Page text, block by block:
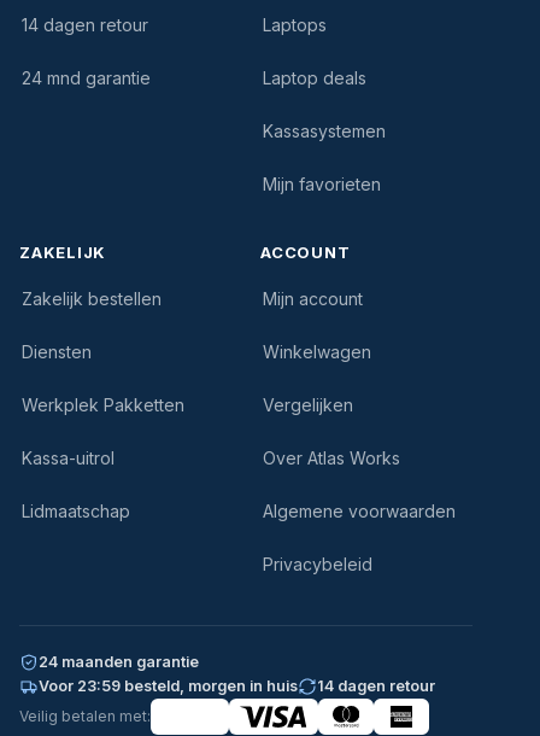
14 dagen retour
24 mnd garantie
Laptops
Laptop deals
Kassasystemen
Mijn favorieten
ZAKELIJK
Zakelijk bestellen
Diensten
Werkplek Pakketten
Kassa-uitrol
Lidmaatschap
ACCOUNT
Mijn account
Winkelwagen
Vergelijken
Over Atlas Works
Algemene voorwaarden
Privacybeleid
24 maanden garantie
Voor 23:59 besteld, morgen in huis
14 dagen retour
Veilig betalen met: